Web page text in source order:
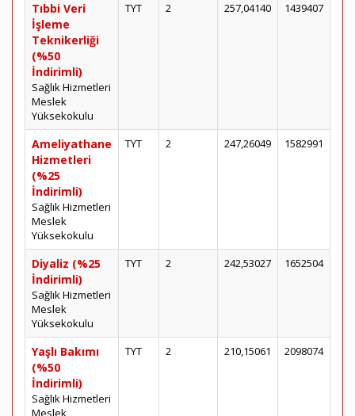
Tıbbi Veri
İşleme
Teknikerliği
(%50
İndirimli)
Sağlık Hizmetleri
Meslek
Yüksekokulu
TYT 2 257,04140 1439407
Ameliyathane
Hizmetleri
(%25
İndirimli)
Sağlık Hizmetleri
Meslek
Yüksekokulu
TYT 2 247,26049 1582991
Diyaliz (%25
İndirimli)
Sağlık Hizmetleri
Meslek
Yüksekokulu
TYT 2 242,53027 1652504
Yaşlı Bakımı
(%50
İndirimli)
Sağlık Hizmetleri
Meslek
TYT 2 210,15061 2098074